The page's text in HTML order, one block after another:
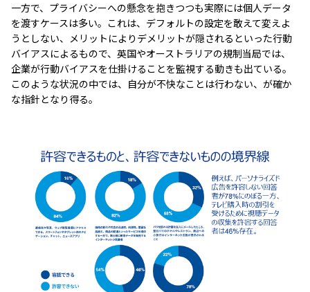
一方で、プライバシーへの懸念を抱きつつも実際には個人データ
を渡すケースは多い。これは、デフォルトの設定を敢えて変えよ
うとしない、メリットによりデメリットが隠されるといった行動
バイアスによるもので、英国やオーストラリアの規制当局では、
企業が行動バイアスを仕掛けることを監視する動きも出ている。
このような状況の中では、自分が不快なことは行わない、が確か
な指針となり得る。